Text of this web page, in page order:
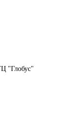
"Глобус"